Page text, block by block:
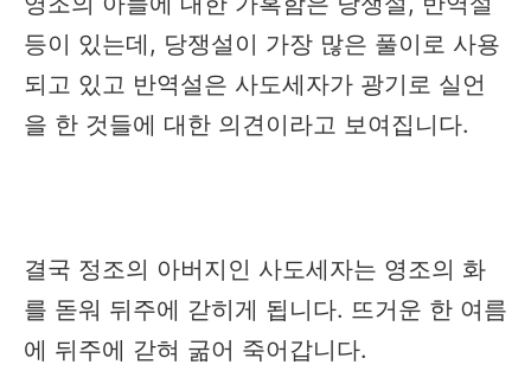
등이 있는데, 당쟁설이 가장 많은 풀이로 사용
되고 있고 반역설은 사도세자가 광기로 실언
을 한 것들에 대한 의견이라고 보여집니다.
결국 정조의 아버지인 사도세자는 영조의 화
를 돋워 뒤주에 갇히게 됩니다. 뜨거운 한 여름
에 뒤주에 갇혀 굶어 죽어갑니다.